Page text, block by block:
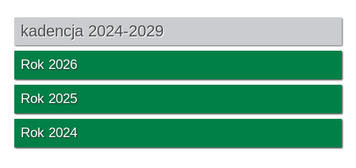
kadencja 2024-2029
Rok 2026
Rok 2025
Rok 2024